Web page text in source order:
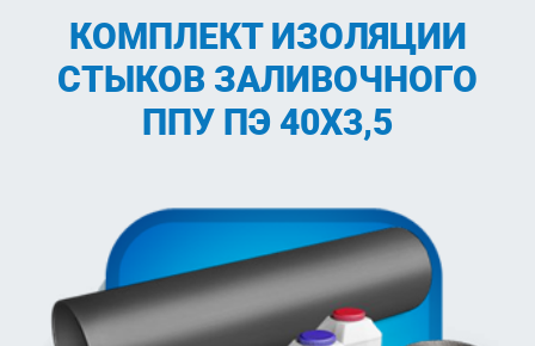
КОМПЛЕКТ ИЗОЛЯЦИИ
СТЫКОВ ЗАЛИВОЧНОГО
ППУ ПЭ 40Х3,5